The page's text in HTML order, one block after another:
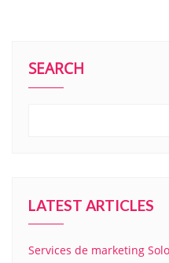
SEARCH
LATEST ARTICLES
Services de marketing